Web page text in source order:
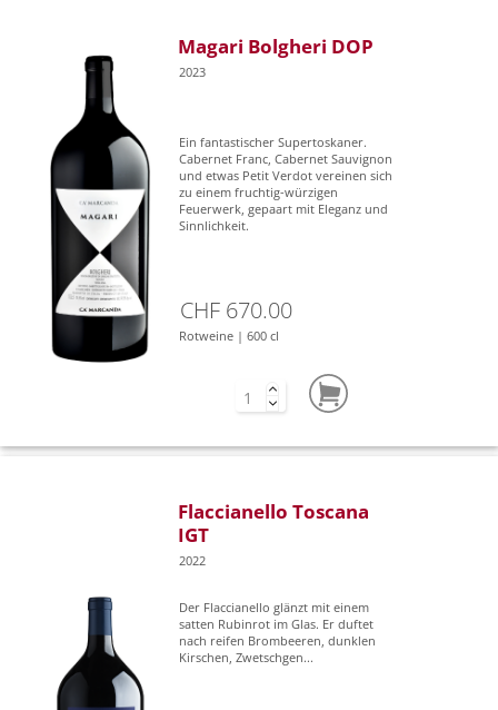
Magari Bolgheri DOP
2023
Ein fantastischer Supertoskaner.
Cabernet Franc, Cabernet Sauvignon
und etwas Petit Verdot vereinen sich
zu einem fruchtig-würzigen
Feuerwerk, gepaart mit Eleganz und
Sinnlichkeit.
CHF 670.00
Rotweine | 600 cl
Flaccianello Toscana
IGT
2022
Der Flaccianello glänzt mit einem
satten Rubinrot im Glas. Er duftet
nach reifen Brombeeren, dunklen
Kirschen, Zwetschgen...